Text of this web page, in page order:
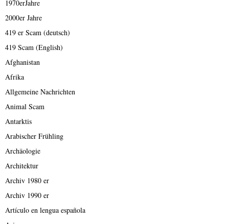
1970erJahre
2000er Jahre
419 er Scam (deutsch)
419 Scam (English)
Afghanistan
Afrika
Allgemeine Nachrichten
Animal Scam
Antarktis
Arabischer Frühling
Archäologie
Architektur
Archiv 1980 er
Archiv 1990 er
Artículo en lengua española